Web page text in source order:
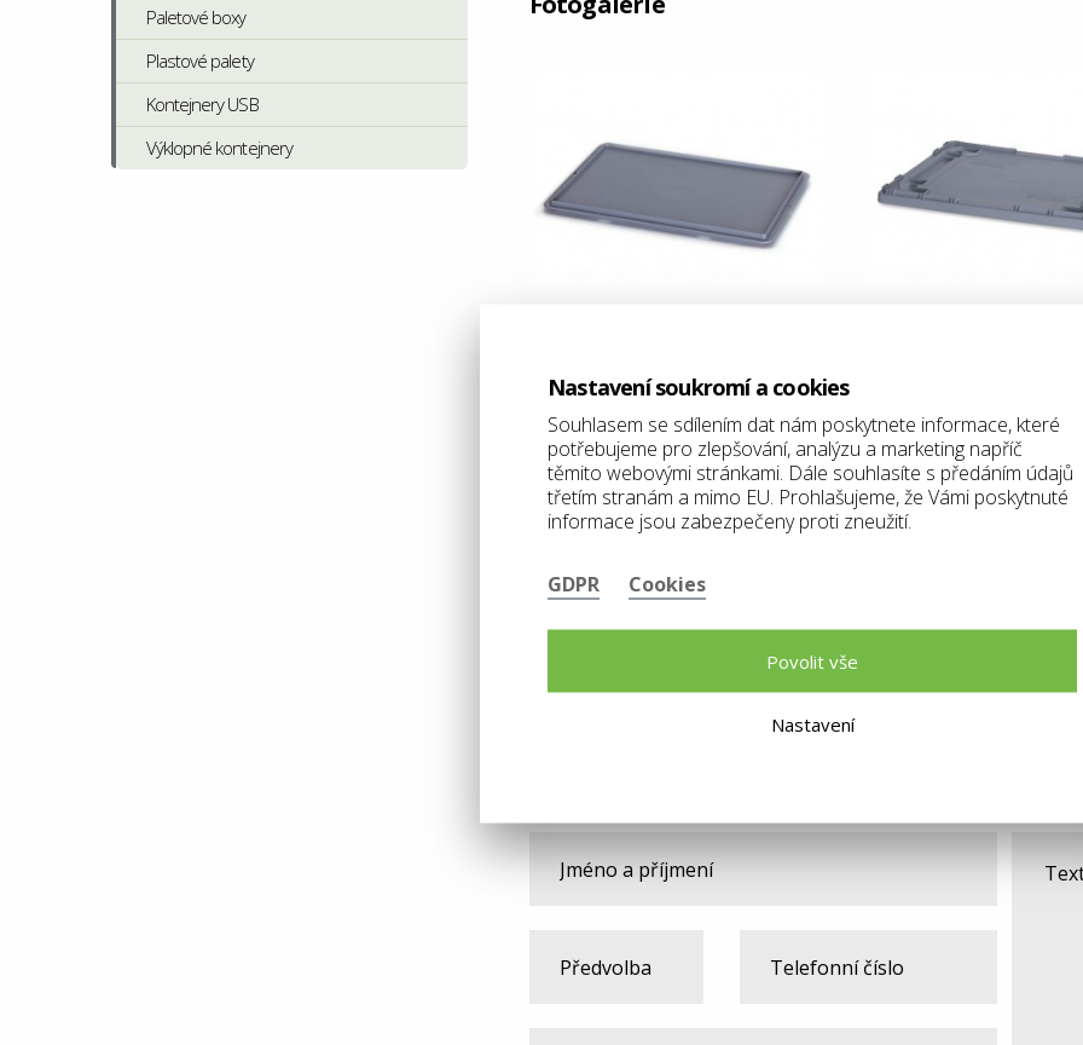
Paletové boxy
Plastové palety
Kontejnery USB
Výklopné kontejnery
Petr Janča
Kontaktujte našeho obchodníka!
Nastavení soukromí a cookies
Souhlasem se sdílením dat nám poskytnete informace, které
potřebujeme pro zlepšování, analýzu a marketing napříč
těmito webovými stránkami. Dále souhlasíte s předáním údajů
třetím stranám a mimo EU. Prohlašujeme, že Vámi poskytnuté
informace jsou zabezpečeny proti zneužití.
GDPR Cookies
Povolit vše
Nastavení